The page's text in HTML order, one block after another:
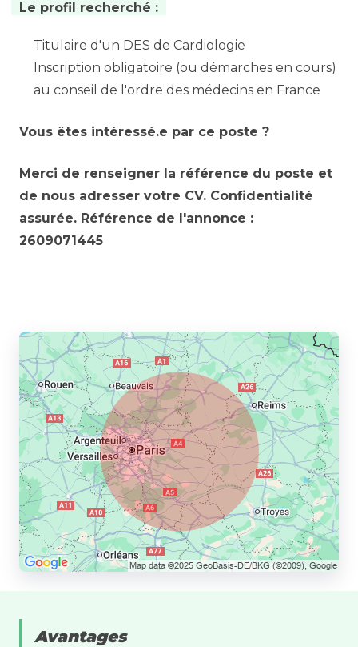
Le profil recherché :
Titulaire d'un DES de Cardiologie
Inscription obligatoire (ou démarches en cours)
au conseil de l'ordre des médecins en France
Vous êtes intéressé.e par ce poste ?
Merci de renseigner la référence du poste et
de nous adresser votre CV. Confidentialité
assurée. Référence de l'annonce :
2609071445
Avantages